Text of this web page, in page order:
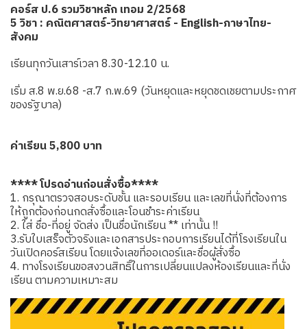
คอร์ส ป.6 รวมวิชาหลัก เทอม 2/2568
5 วิชา : คณิตศาสตร์-วิทยาศาสตร์ - English-ภาษาไทย-
สังคม
เรียนทุกวันเสาร์เวลา 8.30-12.10 น.
เริ่ม ส.8 พ.ย.68 -ส.7 ก.พ.69 (วันหยุดและหยุดชดเชยตามประกาศ
ของรัฐบาล)
ค่าเรียน 5,800 บาท
**** โปรดอ่านก่อนสั่งซื้อ****
1. กรุณาตรวจสอบระดับชั้น และรอบเรียน และเลขที่นั่งที่ต้องการ
ให้ถูกต้องก่อนกดสั่งซื้อและโอนชำระค่าเรียน
2. ใส่ ชื่อ-ที่อยู่ จัดส่ง เป็นชื่อนักเรียน ** เท่านั้น !!
3.รับใบเสร็จตัวจริงและเอกสารประกอบการเรียนได้ที่โรงเรียนใน
วันเปิดคอร์สเรียน โดยแจ้งเลขที่ออเดอร์และชื่อผู้สั่งซื้อ
4. ทางโรงเรียนขอสงวนสิทธิ์ในการเปลี่ยนแปลงห้องเรียนและที่นั่ง
เรียน ตามความเหมาะสม